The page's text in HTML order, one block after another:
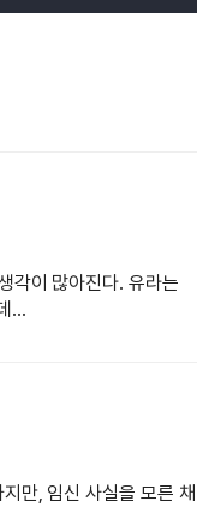
각이 많아진다. 유라는
...
만, 임신 사실을 모른 채